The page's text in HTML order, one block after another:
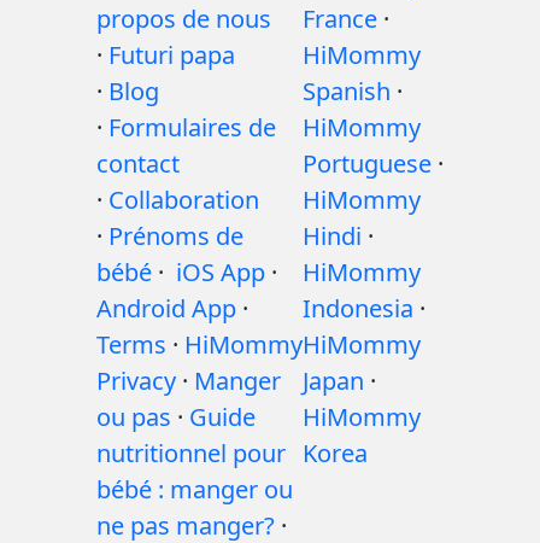
propos de nous
· Futuri papa
· Blog
· Formulaires de
contact
· Collaboration
· Prénoms de
bébé · iOS App ·
Android App ·
Terms · HiMommy
Privacy · Manger
ou pas · Guide
nutritionnel pour
bébé : manger ou
ne pas manger? ·
France ·
HiMommy
Spanish ·
HiMommy
Portuguese ·
HiMommy
Hindi ·
HiMommy
Indonesia ·
HiMommy
Japan ·
HiMommy
Korea